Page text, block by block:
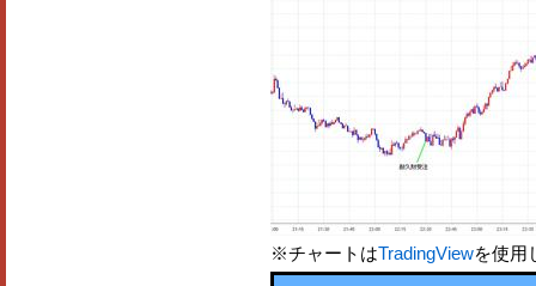
※チャートはTradingViewを使用